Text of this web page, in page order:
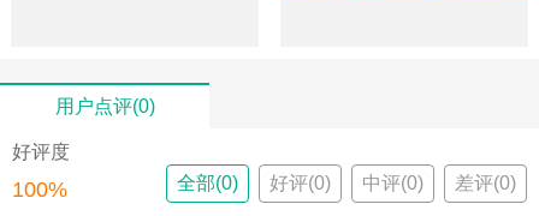
用户点评(0)
好评度
100% 全部(0) 好评(0) 中评(0) 差评(0)